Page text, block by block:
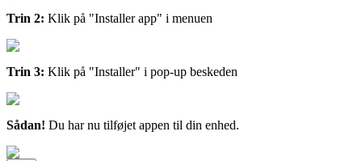
Trin 2: Klik på "Installer app" i menuen
Trin 3: Klik på "Installer" i pop-up beskeden
Sådan! Du har nu tilføjet appen til din enhed.